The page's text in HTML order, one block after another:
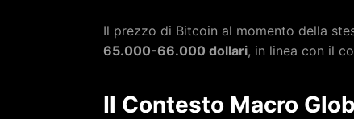
Il prezzo di Bitcoin al momento della
65.000-66.000 dollari, in linea con il
Il Contesto Macro